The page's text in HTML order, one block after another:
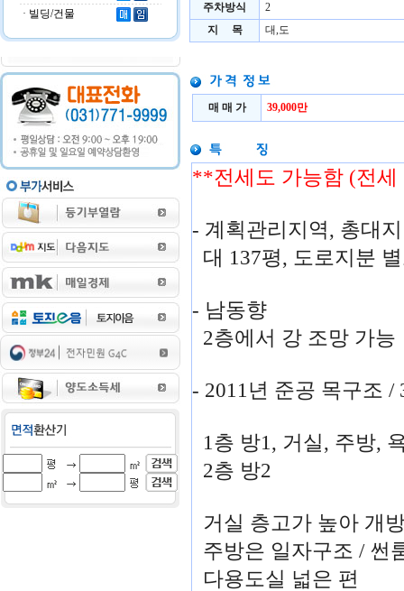
· 빌딩/건물
주차방식
2
지 목
대,도
매 매 가 39,000만
**전세도 가능함 (전세
- 계획관리지역, 총대
대 137평, 도로지분
- 남동향
2층에서 강 조망 가능
- 2011년 준공 목구조 /
1층 방1, 거실, 주방,
2층 방2
거실 층고가 높아 개
주방은 일자구조 / 썬
다용도실 넓은 편